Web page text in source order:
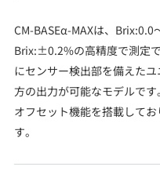
CM-BASEα-MAXは、
Brix:±0.2%の高精度で測定
にセンサー検出部を備えた
方の出力が可能なモデルです。
オフセット機能を搭載して
す。